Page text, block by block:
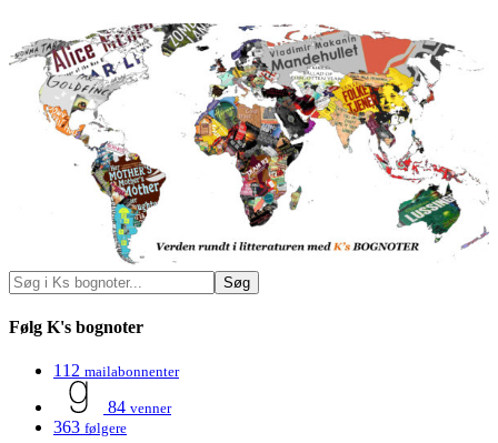
Følg K's bognoter
112 mailabonnenter
84 venner
363 følgere